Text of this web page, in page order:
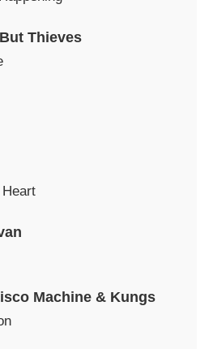
Thieves
Machine & Kungs